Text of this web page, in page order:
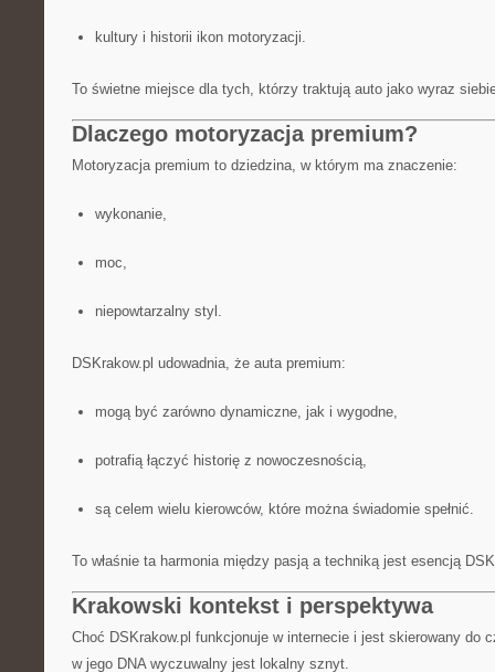
kultury i historii ikon motoryzacji.
To świetne miejsce dla tych, którzy traktują auto jako wyraz
Dlaczego motoryzacja premium?
Motoryzacja premium to dziedzina, w którym ma znaczenie:
wykonanie,
moc,
niepowtarzalny styl.
DSKrakow.pl udowadnia, że auta premium:
mogą być zarówno dynamiczne, jak i wygodne,
potrafią łączyć historię z nowoczesnością,
są celem wielu kierowców, które można świadomie spełnić.
To właśnie ta harmonia między pasją a techniką jest esencją
Krakowski kontekst i perspektywa
Choć DSKrakow.pl funkcjonuje w internecie i jest skierowany do
w jego DNA wyczuwalny jest lokalny sznyt.